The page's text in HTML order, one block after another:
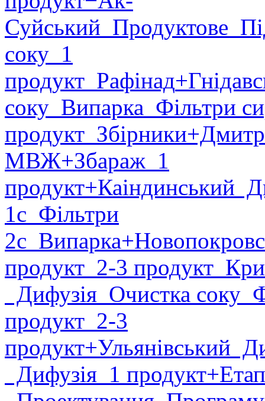
Суйський Продуктове
соку 1
продукт Рафінад
соку Випарка Фільтри
продукт Збірники
МВЖ+Збараж 1
продукт+Каіндинський
1с Фільтри
2с Випарка
продукт 2-3 продукт
Дифузія Очистка соку
продукт 2-3
продукт+Ульянівський
Дифузія 1 продукт